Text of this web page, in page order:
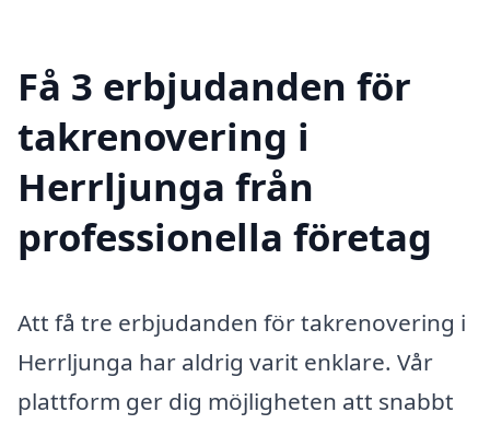
Få 3 erbjudanden för
takrenovering i
Herrljunga från
professionella företag
Att få tre erbjudanden för takrenovering i
Herrljunga har aldrig varit enklare. Vår
plattform ger dig möjligheten att snabbt